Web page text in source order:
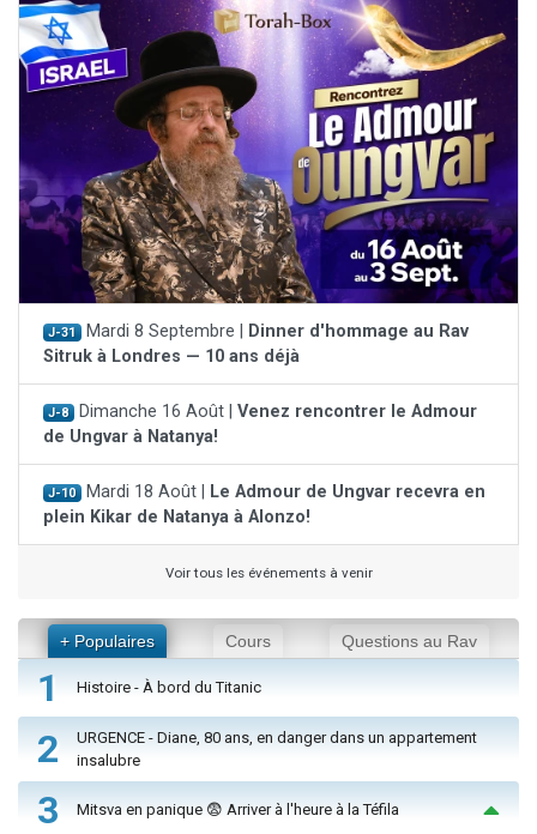
J-31 Mardi 8 Septembre |
Dinner d'hommage au Rav
Sitruk à Londres — 10 ans déjà
J-8 Dimanche 16 Août | Venez rencontrer le Admour
de Ungvar à Natanya!
J-10 Mardi 18 Août |
Le Admour de Ungvar recevra en
plein Kikar de Natanya à Alonzo!
Voir tous les événements à venir
+ Populaires Cours Questions au Rav
1 Histoire - À bord du Titanic
2
URGENCE - Diane, 80 ans, en danger dans un appartement
insalubre
3 Mitsva en panique 😨 Arriver à l'heure à la Téfila